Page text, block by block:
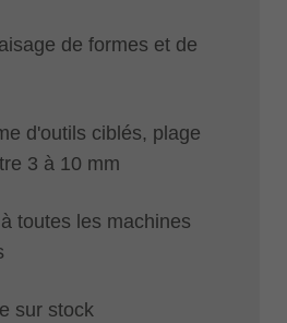
de formes et de
d'outils ciblés, plage
3 à 10 mm
toutes les machines
sur stock